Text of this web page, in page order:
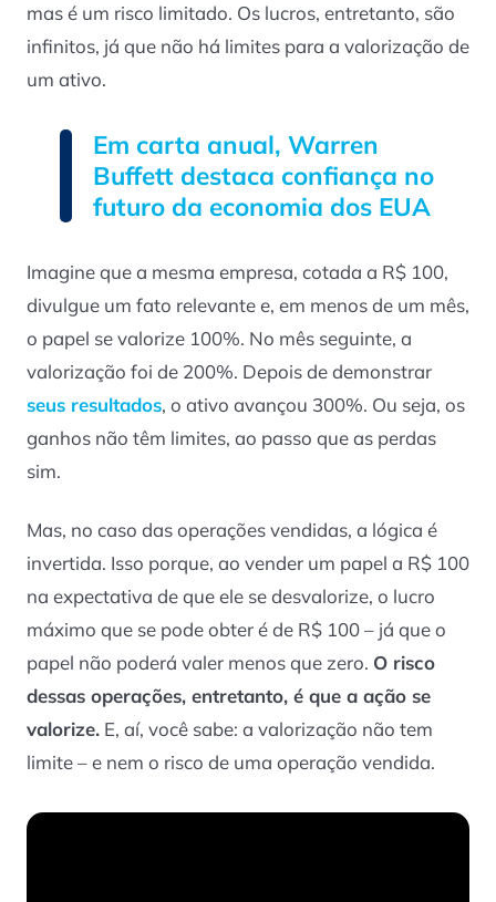
mas é um risco limitado. Os lucros, entretanto, são
infinitos, já que não há limites para a valorização de
um ativo.
Em carta anual, Warren
Buffett destaca confiança no
futuro da economia dos EUA
Imagine que a mesma empresa, cotada a R$ 100,
divulgue um fato relevante e, em menos de um mês,
o papel se valorize 100%. No mês seguinte, a
valorização foi de 200%. Depois de demonstrar
seus resultados, o ativo avançou 300%. Ou seja, os
ganhos não têm limites, ao passo que as perdas
sim.
Mas, no caso das operações vendidas, a lógica é
invertida. Isso porque, ao vender um papel a R$ 100
na expectativa de que ele se desvalorize, o lucro
máximo que se pode obter é de R$ 100 – já que o
papel não poderá valer menos que zero. O risco
dessas operações, entretanto, é que a ação se
valorize. E, aí, você sabe: a valorização não tem
limite – e nem o risco de uma operação vendida.